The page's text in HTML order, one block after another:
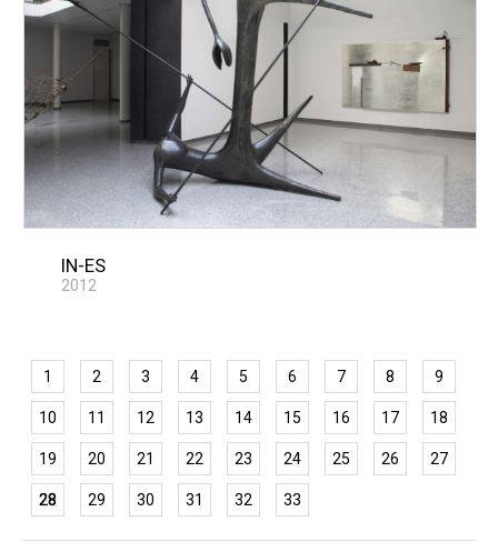
IN-ES
2012
1 2 3 4 5 6 7 8 9
10 11 12 13 14 15 16 17 18
19 20 21 22 23 24 25 26 27
28 29 30 31 32 33